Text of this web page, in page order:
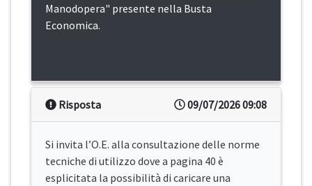
Manodopera" presente nella Busta
Economica.
09/07/2026 09:08
Risposta
Si invita l’O.E. alla consultazione delle norme
tecniche di utilizzo dove a pagina 40 è
esplicitata la possibilità di caricare una